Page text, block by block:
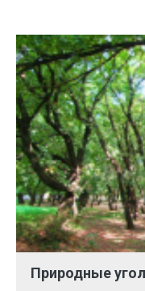
Природные